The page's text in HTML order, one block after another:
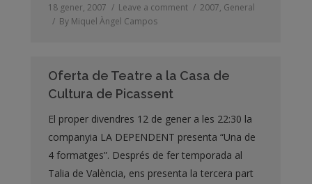
18 gener, 2007 Leave a comment 2007, General
By Miquel Àngel Campos
Oferta de Teatre a la Casa de
Cultura de Picassent
El proper divendres 12 de gener a les 22:30 la
companyia LA DEPENDENT presenta “Una de
4 formatges”. Després de fer temporada al
Talia de València, ens presenta la tercera part